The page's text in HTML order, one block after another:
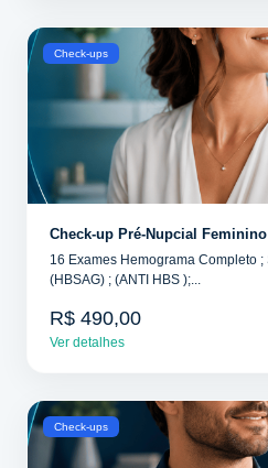
Check-ups
Check-up Pré-Nupcial Feminino
16 Exames Hemograma Completo ; Sorologia Hepatite B
(HBSAG) ; (ANTI HBS );...
R$ 490,00
Ver detalhes
Check-ups